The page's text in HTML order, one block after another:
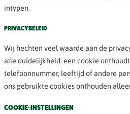
intypen.
PRIVACYBELEID
Wij hechten veel waarde aan de
alle duidelijkheid: een cookie onthoudt
telefoonnummer, leeftijd of andere
ons gebruikte cookies onthouden
COOKIE-INSTELLINGEN